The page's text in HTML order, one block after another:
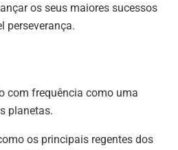
os seus maiores sucessos
perseverança.
com frequência como uma
planetas.
os principais regentes dos